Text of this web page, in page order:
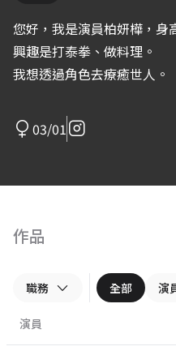
您好，我是演員柏妍樺，身
興趣是打泰拳、做料理。
我想透過角色去療癒世人。
03/01
作品
職務 全部 演
演員